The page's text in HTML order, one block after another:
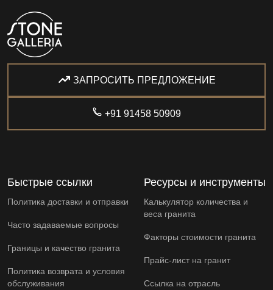
ЗАПРОСИТЬ ПРЕДЛОЖЕНИЕ
+91 91458 50909
Быстрые ссылки
Политика доставки и отправки
Часто задаваемые вопросы
Границы и качество гранита
Политика возврата и условия
обслуживания
Ресурсы и инструменты
Калькулятор количества и
веса гранита
Факторы стоимости гранита
Прайс-лист на гранит
Ссылка на отрасль